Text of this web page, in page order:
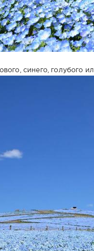
синего, голубого